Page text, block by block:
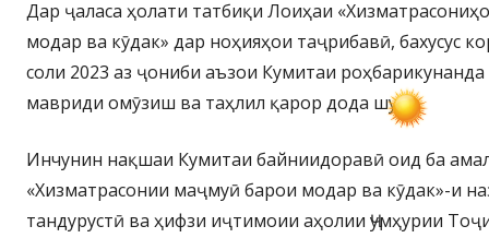
Дар ҷаласа ҳолати татбиқи Лоиҳаи
модар ва кӯдак» дар ноҳияҳои таҷрибавӣ, бахусус
соли 2023 аз ҷониби аъзои Кумитаи
мавриди омӯзиш ва таҳлил қарор дода шуд.
Инчунин нақшаи Кумитаи байниидоравӣ оид ба
«Хизматрасонии маҷмуӣ барои модар ва кӯдак»-и
тандурустӣ ва ҳифзи иҷтимоии аҳолии Ҷумҳурии